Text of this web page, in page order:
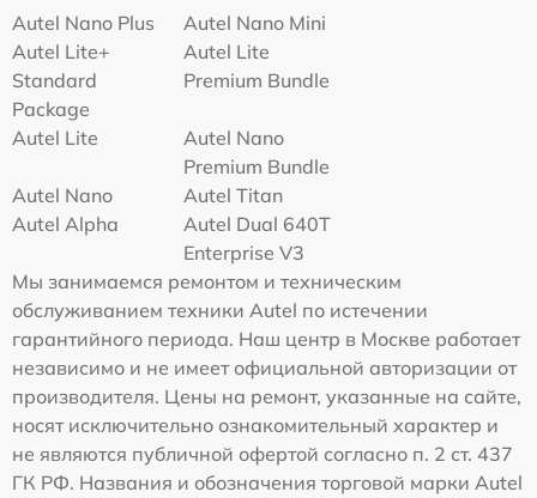
Autel Nano Plus
Autel Nano Mini
Autel Lite+
Standard
Package
Autel Lite
Premium Bundle
Autel Lite
Autel Nano
Premium Bundle
Autel Nano
Autel Titan
Autel Alpha
Autel Dual 640T
Enterprise V3
Мы занимаемся ремонтом и техническим
обслуживанием техники Autel по истечении
гарантийного периода. Наш центр в Москве работает
независимо и не имеет официальной авторизации от
производителя. Цены на ремонт, указанные на сайте,
носят исключительно ознакомительный характер и
не являются публичной офертой согласно п. 2 ст. 437
ГК РФ. Названия и обозначения торговой марки Autel